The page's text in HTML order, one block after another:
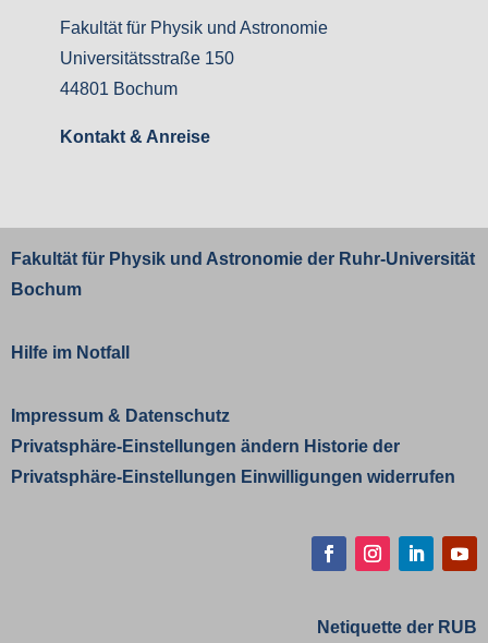
Fakultät für Physik und Astronomie
Universitätsstraße 150
44801 Bochum
Kontakt & Anreise
Fakultät für Physik und Astronomie der Ruhr-Universität
Bochum
Hilfe im Notfall
Impressum & Datenschutz
Privatsphäre-Einstellungen ändern Historie der
Privatsphäre-Einstellungen Einwilligungen widerrufen
Netiquette der RUB